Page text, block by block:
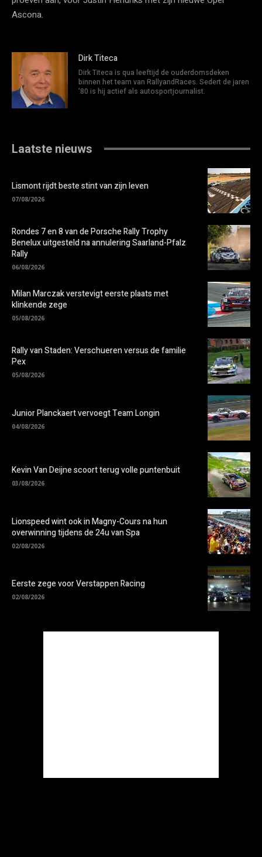
Ascona.
Dirk Titeca
Dirk Titeca is qua leeftijd de ouderdomsdeken
binnen het team van RallyandRaces. Sedert de jaren
'80 is hij actief als autosportjournalist.
Laatste nieuws
Lismont rijdt beste stint van zijn leven
07/08/2026
Rondes 7 en 8 van de Porsche Rally Trophy
Benelux uitgesteld na annulering Saarland-Pfalz
Rally
06/08/2026
Milan Marczak verstevigt eerste plaats met
klinkende zege
05/08/2026
Rally van Staden: Verschueren versus de familie
Pex
05/08/2026
Junior Planckaert vervoegt Team Longin
04/08/2026
Kevin Van Deijne scoort terug volle puntenbuit
03/08/2026
Lionspeed wint ook in Magny-Cours na hun
overwinning tijdens de 24u van Spa
02/08/2026
Eerste zege voor Verstappen Racing
02/08/2026